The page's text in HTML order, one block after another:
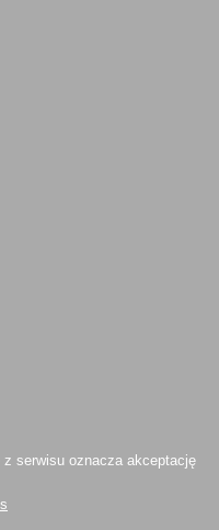
z serwisu oznacza akceptację